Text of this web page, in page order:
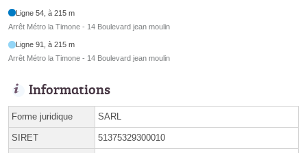
Ligne 54, à 215 m
Arrêt Métro la Timone - 14 Boulevard jean moulin
Ligne 91, à 215 m
Arrêt Métro la Timone - 14 Boulevard jean moulin
Informations
Forme juridique SARL
SIRET 51375329300010